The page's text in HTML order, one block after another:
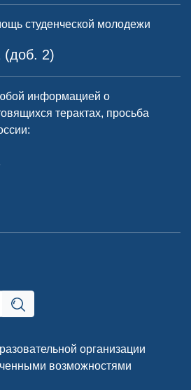
студенческой молодежи
(доб. 2)
информацией о
терактах, просьба
организации
возможностями